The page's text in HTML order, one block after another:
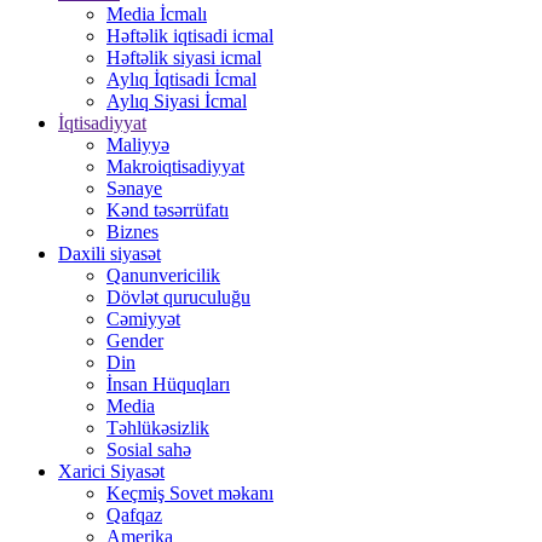
Media İcmalı
Həftəlik iqtisadi icmal
Həftəlik siyasi icmal
Aylıq İqtisadi İcmal
Aylıq Siyasi İcmal
İqtisadiyyat
Maliyyə
Makroiqtisadiyyat
Sənaye
Kənd təsərrüfatı
Biznes
Daxili siyasət
Qanunvericilik
Dövlət quruculuğu
Cəmiyyət
Gender
Din
İnsan Hüquqları
Media
Təhlükəsizlik
Sosial sahə
Xarici Siyasət
Keçmiş Sovet məkanı
Qafqaz
Amerika